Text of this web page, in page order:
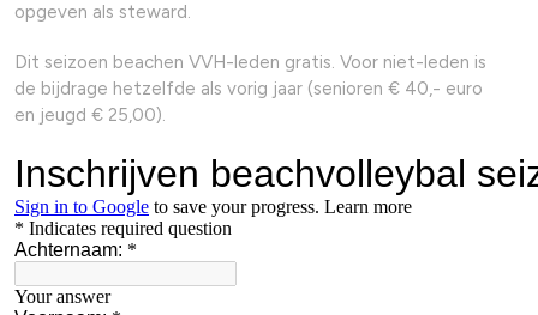
opgeven als steward.
Dit seizoen beachen VVH-leden gratis. Voor niet-leden is
de bijdrage hetzelfde als vorig jaar (senioren € 40,- euro
en jeugd € 25,00).